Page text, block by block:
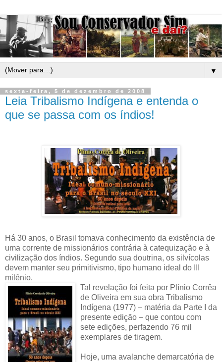
▼
sexta-feira, 5 de dezembro de 2008
Leia Tribalismo Indígena e entenda o
que se passa com os índios!
Há 30 anos, o Brasil tomava conhecimento da existência de
uma corrente de missionários contrária à catequização e à
civilização dos índios. Segundo sua doutrina, os silvícolas
devem manter seu primitivismo, tipo humano ideal do III
milênio.
Tal revelação foi feita por Plínio Corrêa
de Oliveira em sua obra Tribalismo
Indígena (1977) – matéria da Parte I da
presente edição – que contou com
sete edições, perfazendo 76 mil
exemplares de tiragem.
Hoje, uma avalanche demarcatória de